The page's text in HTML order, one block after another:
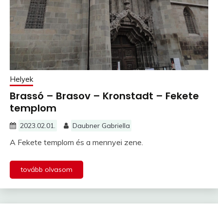
Helyek
Brassó – Brasov – Kronstadt – Fekete
templom
2023.02.01. Daubner Gabriella
A Fekete templom és a mennyei zene.
tovább olvasom